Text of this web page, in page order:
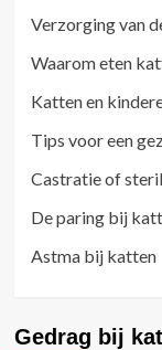
Verzorging van
Waarom eten
Katten en
Tips voor een
Castratie of
De paring bij
Astma bij katten
Gedrag bij